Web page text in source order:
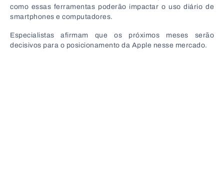
como essas ferramentas poderão impactar o uso diário de
smartphones e computadores.
Especialistas afirmam que os próximos meses serão
decisivos para o posicionamento da Apple nesse mercado.